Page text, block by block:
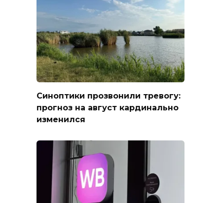
Синоптики прозвонили тревогу:
прогноз на август кардинально
изменился